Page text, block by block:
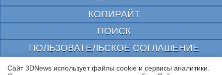
КОПИРАЙТ
ПОИСК
ПОЛЬЗОВАТЕЛЬСКОЕ СОГЛАШЕНИЕ
ЗАЩИЩЕНО CURATOR
Сайт 3DNews использует файлы cookie и сервисы аналитики.